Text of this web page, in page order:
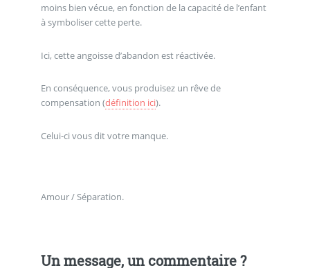
moins bien vécue, en fonction de la capacité de l’enfant
à symboliser cette perte.
Ici, cette angoisse d’abandon est réactivée.
En conséquence, vous produisez un rêve de
compensation (définition ici).
Celui-ci vous dit votre manque.
Amour / Séparation.
Un message, un commentaire ?